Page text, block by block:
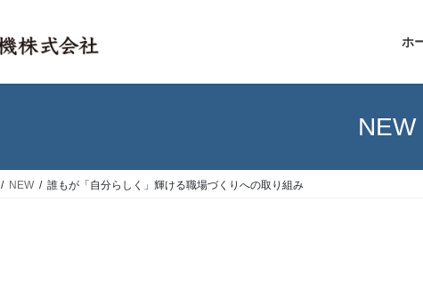
ホ
NEW
NEW 誰もが「自分らしく」輝ける職場づくりへの取り組み